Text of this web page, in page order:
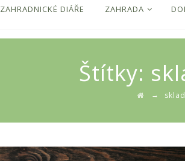
ZAHRADNICKÉ DIÁŘE ZAHRADA
Štítky:
→